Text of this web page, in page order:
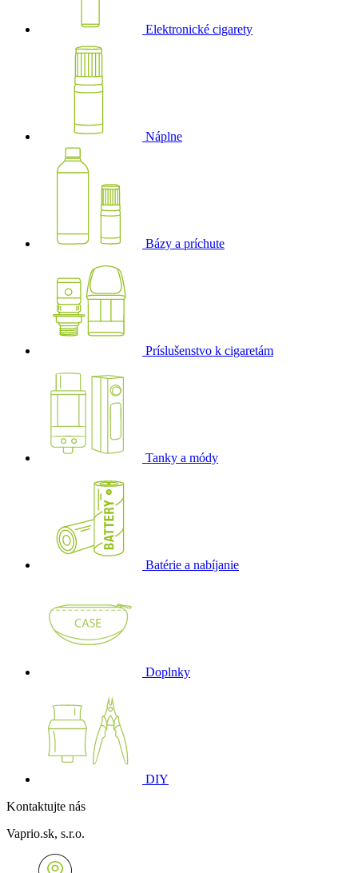
Elektronické cigarety
Náplne
Bázy a príchute
Príslušenstvo k cigaretám
Tanky a módy
Batérie a nabíjanie
Doplnky
DIY
Kontaktujte nás
Vaprio.sk, s.r.o.